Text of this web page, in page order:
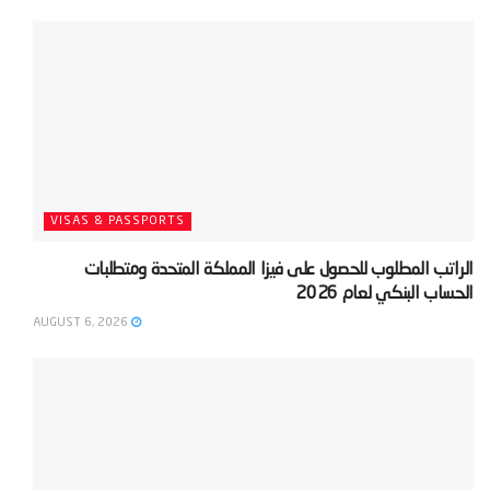
VISAS & PASSPORTS
‫الراتب المطلوب للحصول على فيزا المملكة المتحدة ومتطلبات
الحساب البنكي لعام 2026‬